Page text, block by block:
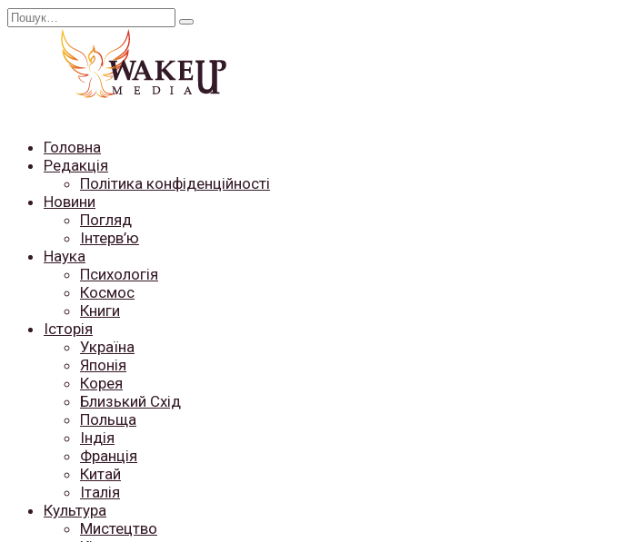
Перейти
Search
Головна
Редакція
Політика конфіденційності
Новини
Погляд
Інтерв’ю
Наука
Психологія
Космос
Книги
Історія
Україна
Японія
Корея
Близький Схід
Польща
Індія
Франція
Китай
Італія
Культура
Мистецтво